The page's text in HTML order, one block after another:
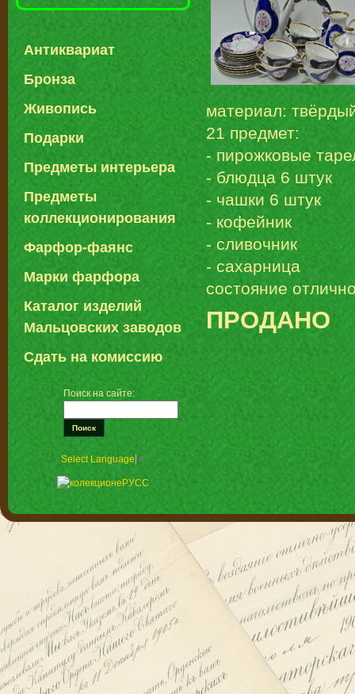
Антиквариат
Бронза
Живопись
Подарки
Предметы интерьера
Предметы
коллекционирования
Фарфор-фаянс
Марки фарфора
Каталог изделий
Мальцовских заводов
Сдать на комиссию
Поиск на сайте:
Select Language ▼
материал:
21 предмет:
- пирожковые
- блюдца 6 штук
- чашки 6 штук
- кофейник
- сливочник
- сахарница
состояние
ПРОДАНО